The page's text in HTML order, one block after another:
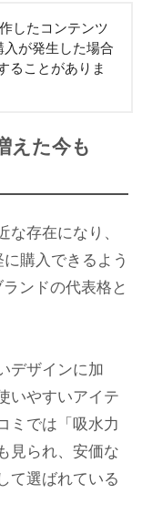
したコンテンツ
が発生した場合
ることがありま
えた今も
存在になり、
購入できるよう
ンドの代表格と
デザインに加
いやすいアイテ
ミでは「吸水力
見られ、安価な
て選ばれている